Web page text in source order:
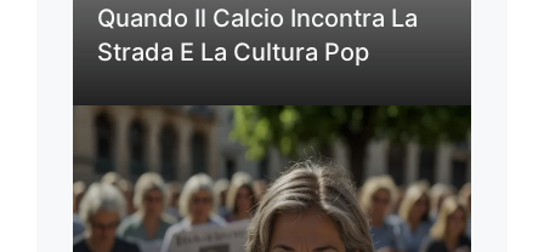
Quando Il Calcio Incontra La
Strada E La Cultura Pop